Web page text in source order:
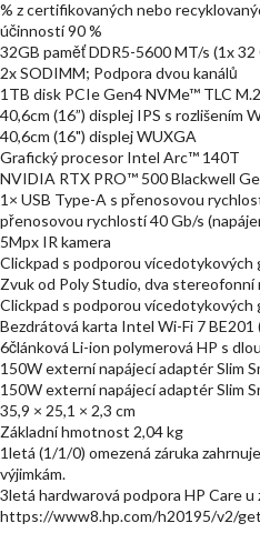
% z certifikovaných nebo
účinností 90 %
32GB paměť DDR5-5600 MT/s (1x
2x SODIMM; Podpora dvou kanálů
1TB disk PCIe Gen4 NVMe™ TLC
40,6cm (16”) displej IPS s rozlišením
40,6cm (16") displej WUXGA
Grafický procesor Intel Arc™ 140T
NVIDIA RTX PRO™ 500 Blackwell
1× USB Type-A s přenosovou
přenosovou rychlostí 40 Gb/s
5Mpx IR kamera
Clickpad s podporou vícedotykových
Zvuk od Poly Studio, dva
Clickpad s podporou vícedotykových
Bezdrátová karta Intel Wi-Fi 7
6článková Li-ion polymerová HP s
150W externí napájecí adaptér Slim
150W externí napájecí adaptér Slim
35,9 × 25,1 × 2,3 cm
Základní hmotnost 2,04 kg
1letá (1/1/0) omezená záruka
výjimkám.
3letá hardwarová podpora HP Care
https://www8.hp.com/h20195/v2/